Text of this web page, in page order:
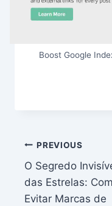
Boost Google
Post
navigation
PREVIOUS
O Segredo
das Estrelas:
Evitar Marcas de